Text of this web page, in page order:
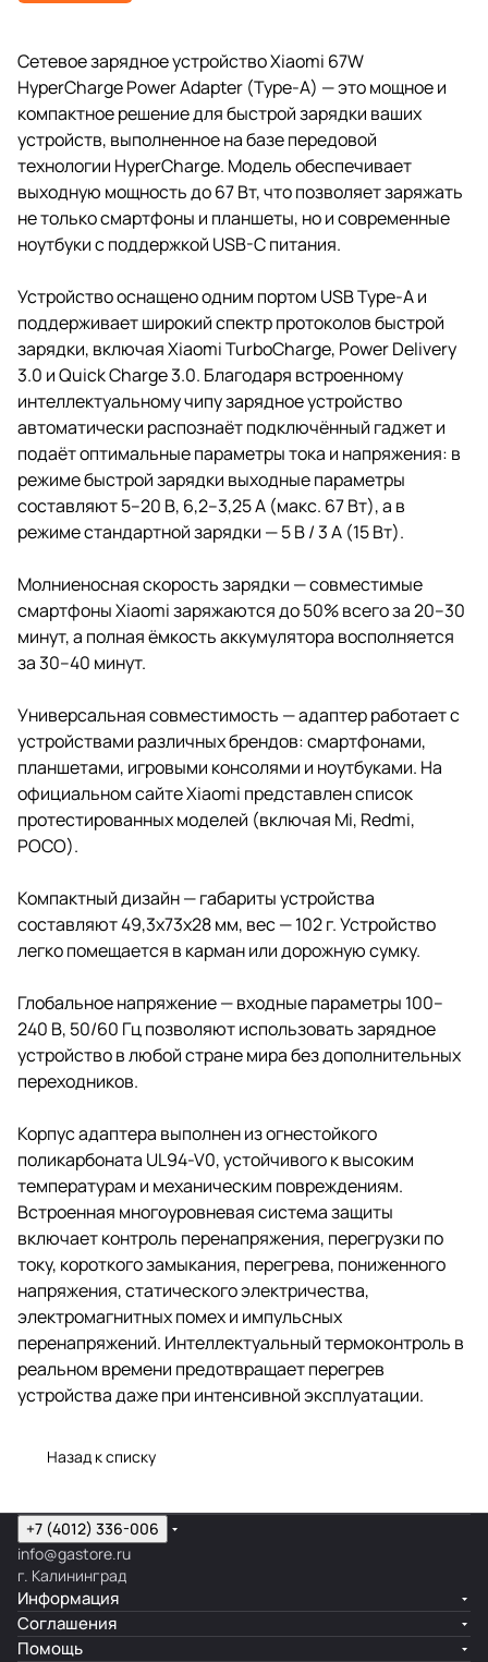
Сетевое зарядное устройство Xiaomi 67W
HyperCharge Power Adapter (Type-A) — это мощное и
компактное решение для быстрой зарядки ваших
устройств, выполненное на базе передовой
технологии HyperCharge. Модель обеспечивает
выходную мощность до 67 Вт, что позволяет заряжать
не только смартфоны и планшеты, но и современные
ноутбуки с поддержкой USB-C питания.
Устройство оснащено одним портом USB Type-A и
поддерживает широкий спектр протоколов быстрой
зарядки, включая Xiaomi TurboCharge, Power Delivery
3.0 и Quick Charge 3.0. Благодаря встроенному
интеллектуальному чипу зарядное устройство
автоматически распознаёт подключённый гаджет и
подаёт оптимальные параметры тока и напряжения: в
режиме быстрой зарядки выходные параметры
составляют 5–20 В, 6,2–3,25 А (макс. 67 Вт), а в
режиме стандартной зарядки — 5 В / 3 А (15 Вт).
Молниеносная скорость зарядки — совместимые
смартфоны Xiaomi заряжаются до 50% всего за 20–30
минут, а полная ёмкость аккумулятора восполняется
за 30–40 минут.
Универсальная совместимость — адаптер работает с
устройствами различных брендов: смартфонами,
планшетами, игровыми консолями и ноутбуками. На
официальном сайте Xiaomi представлен список
протестированных моделей (включая Mi, Redmi,
POCO).
Компактный дизайн — габариты устройства
составляют 49,3х73х28 мм, вес — 102 г. Устройство
легко помещается в карман или дорожную сумку.
Глобальное напряжение — входные параметры 100–
240 В, 50/60 Гц позволяют использовать зарядное
устройство в любой стране мира без дополнительных
переходников.
Корпус адаптера выполнен из огнестойкого
поликарбоната UL94-V0, устойчивого к высоким
температурам и механическим повреждениям.
Встроенная многоуровневая система защиты
включает контроль перенапряжения, перегрузки по
току, короткого замыкания, перегрева, пониженного
напряжения, статического электричества,
электромагнитных помех и импульсных
перенапряжений. Интеллектуальный термоконтроль в
реальном времени предотвращает перегрев
устройства даже при интенсивной эксплуатации.
Назад к списку
+7 (4012) 336-006
info@gastore.ru
г. Калининград
Информация
Соглашения
Помощь